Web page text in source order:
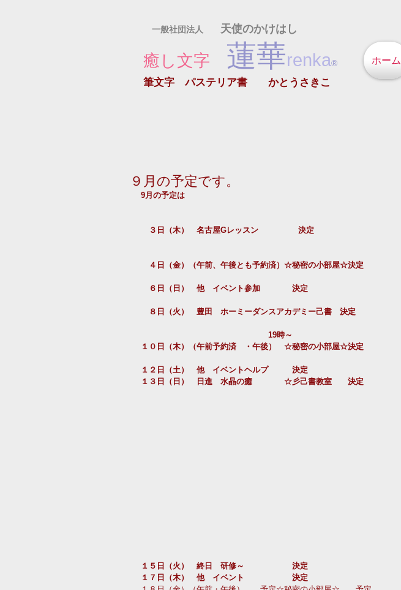
一般社団法人 天使のかけはし
癒し文字 蓮華renka®
筆文字 パステリア書 かとうさきこ
ホーム
９月の予定です。
9月の予定は
３日（木）　名古屋Gレッスン　　　　　決定
４日（金）（午前、午後とも予約済）☆秘密の小部屋☆決定
６日（日）　他　イベント参加　　　　決定
８日（火）　豊田　ホーミーダンスアカデミー己書　決定
19時～
１０日（木）（午前予約済　・午後）　☆秘密の小部屋☆決定
１２日（土）　他　イベントヘルプ　　　決定
１３日（日）　日進　水晶の癒　　　　☆彡己書教室　　決定
１５日（火）　終日　研修～　　　　　　決定
１７日（木）　他　イベント　　　　　　決定